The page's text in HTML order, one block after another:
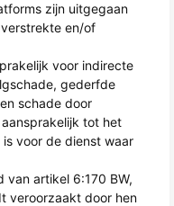
zijn uitgegaan
en/of
voor indirecte
gederfde
schade door
tot het
voor de dienst waar
artikel 6:170 BW,
veroorzaakt door hen